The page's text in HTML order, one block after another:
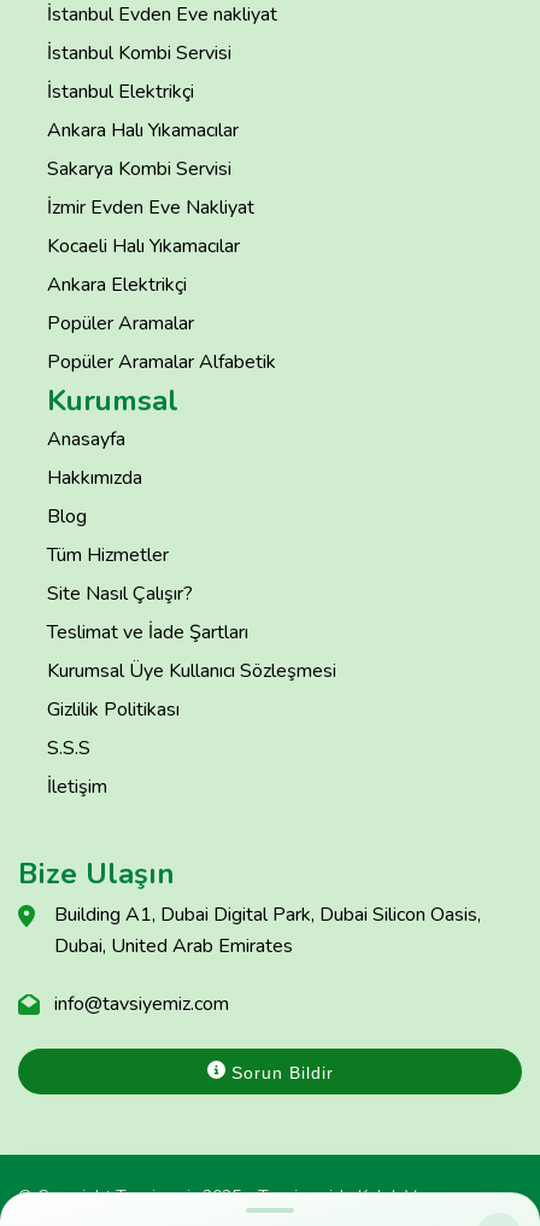
İstanbul Evden Eve nakliyat
İstanbul Kombi Servisi
İstanbul Elektrikçi
Ankara Halı Yıkamacılar
Sakarya Kombi Servisi
İzmir Evden Eve Nakliyat
Kocaeli Halı Yıkamacılar
Ankara Elektrikçi
Popüler Aramalar
Popüler Aramalar Alfabetik
Kurumsal
Anasayfa
Hakkımızda
Blog
Tüm Hizmetler
Site Nasıl Çalışır?
Teslimat ve İade Şartları
Kurumsal Üye Kullanıcı Sözleşmesi
Gizlilik Politikası
S.S.S
İletişim
Bize Ulaşın
Building A1, Dubai Digital Park, Dubai Silicon Oasis,
Dubai, United Arab Emirates
info@tavsiyemiz.com
Sorun Bildir
© Copyright Tavsiyemiz 2025 - Tavsiyemiz'e Kulak Ver